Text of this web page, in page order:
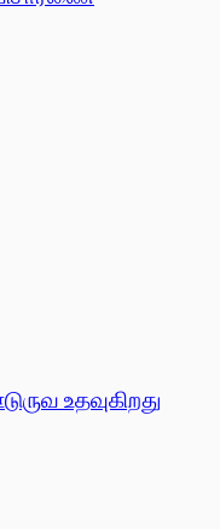
உதவுகிறது